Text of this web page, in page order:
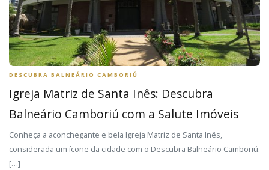
DESCUBRA BALNEÁRIO CAMBORIÚ
Igreja Matriz de Santa Inês: Descubra
Balneário Camboriú com a Salute Imóveis
Conheça a aconchegante e bela Igreja Matriz de Santa Inês,
considerada um ícone da cidade com o Descubra Balneário Camboriú.
[…]